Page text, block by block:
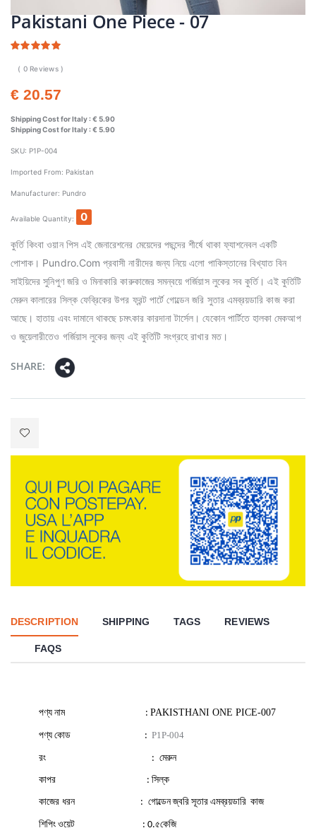
Pakistani One Piece - 07
( 0 Reviews )
€ 20.57
Shipping Cost for Italy :€ 5.90
Shipping Cost for Italy :€ 5.90
SKU: P1P-004
Imported From: Pakistan
Manufacturer: Pundro
Available Quantity: 0
কুর্তি কিংবা ওয়ান পিস এই জেনারেশনের মেয়েদের পছন্দের শীর্ষে থাকা ফ্যাশনেবল একটি
পোশাক। Pundro.Com প্রবাসী নারীদের জন্য নিয়ে এলো পাকিস্তানের বিখ্যাত বিন
সাইয়িদের সুনিপুণ জরি ও মিনাকারি কারুকাজের সমন্বয়ে গর্জিয়াস লুকের সব কুর্তি। এই কুর্তিটি
মেরুন কালারের সিল্ক ফেব্রিকের উপর ফ্রন্ট পার্টে গোল্ডেন জরি সুতার এমব্রয়ডারি কাজ করা
আছে। হাতায় এবং দামানে থাকছে চমৎকার কারদানা টার্সেল। যেকোন পার্টিতে হালকা মেকআপ
ও জুয়েলারীতেও গর্জিয়াস লুকের জন্য এই কুর্তিটি সংগ্রহে রাখার মত।
SHARE:
DESCRIPTION SHIPPING TAGS REVIEWS
FAQS
পণ্য নাম : PAKISTHANI ONE PICE-007
পণ্য কোড : P1P-004
রং : মেরুন
কাপর : সিল্ক
কাজের ধরন : গোল্ডেন জ্বরি সূতার এমব্রয়ডারি কাজ
শিপিং ওয়েট : 0.৫কেজি